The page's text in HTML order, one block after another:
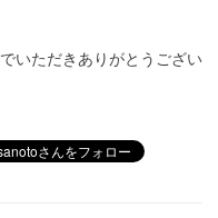
いただきありがとうござい